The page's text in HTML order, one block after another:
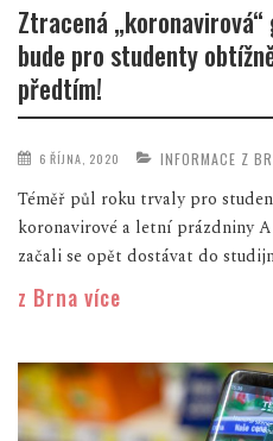
Ztracená
bude pro studenty
předtím!
6 ŘÍJNA, 2020 INFORMACE Z
Téměř půl roku trvaly pro
koronavirové a letní prázdniny
začali se opět dostávat do
z Brna více